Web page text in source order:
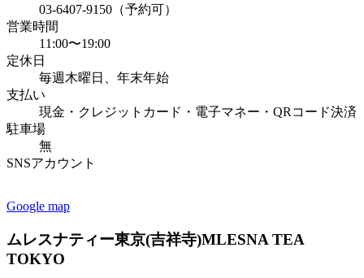
03-6407-9150（予約可）
営業時間
11:00〜19:00
定休日
毎週木曜日、年末年始
支払い
現金・クレジットカード・電子マネー・QRコード決済
駐車場
無
SNSアカウント
Google map
ムレスナティー東京(吉祥寺)MLESNA TEA
TOKYO